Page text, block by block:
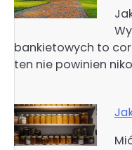
bankietowych to
ten nie powinien